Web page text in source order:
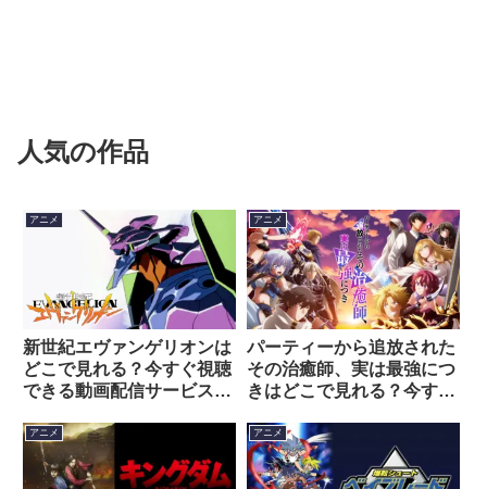
人気の作品
アニメ
新世紀エヴァンゲリオンは
どこで見れる？今すぐ視聴
できる動画配信サービスを
アニメ
パーティーから追放された
その治癒師、実は最強につ
きはどこで見れる？今すぐ
スを紹介！
アニメ アニメ